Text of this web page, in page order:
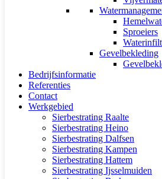
Sproeiers
Gevelbekleding
Bedrijfsinformatie
Referenties
Contact
Werkgebied
Sierbestrating Raalte
Sierbestrating Heino
Sierbestrating Dalfsen
Sierbestrating Kampen
Sierbestrating Hattem
Sierbestrating Ijsselmuiden